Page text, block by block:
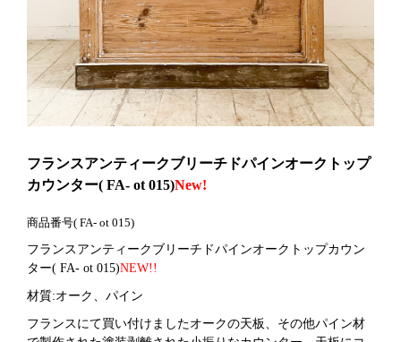
フランスアンティークブリーチドパインオークトップ
カウンター( FA- ot 015)New!
商品番号( FA- ot 015)
フランスアンティークブリーチドパインオークトップカウン
ター( FA- ot 015)NEW!!
材質:オーク、パイン
フランスにて買い付けましたオークの天板、その他パイン材